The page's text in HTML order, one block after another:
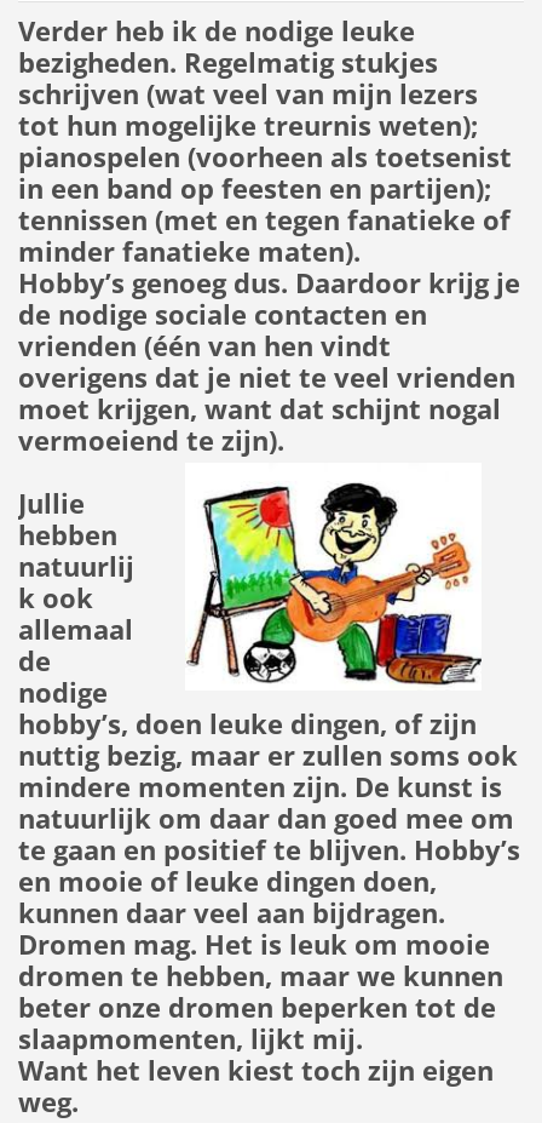
Verder heb ik de nodige leuke
bezigheden. Regelmatig stukjes
schrijven (wat veel van mijn lezers
tot hun mogelijke treurnis weten);
pianospelen (voorheen als toetsenist
in een band op feesten en partijen);
tennissen (met en tegen fanatieke of
minder fanatieke maten).
Hobby’s genoeg dus. Daardoor krijg je
de nodige sociale contacten en
vrienden (één van hen vindt
overigens dat je niet te veel vrienden
moet krijgen, want dat schijnt nogal
vermoeiend te zijn).
Jullie
hebben
natuurlij
k ook
allemaal
de
nodige
hobby’s, doen leuke dingen, of zijn
nuttig bezig, maar er zullen soms ook
mindere momenten zijn. De kunst is
natuurlijk om daar dan goed mee om
te gaan en positief te blijven. Hobby’s
en mooie of leuke dingen doen,
kunnen daar veel aan bijdragen.
Dromen mag. Het is leuk om mooie
dromen te hebben, maar we kunnen
beter onze dromen beperken tot de
slaapmomenten, lijkt mij.
Want het leven kiest toch zijn eigen
weg.